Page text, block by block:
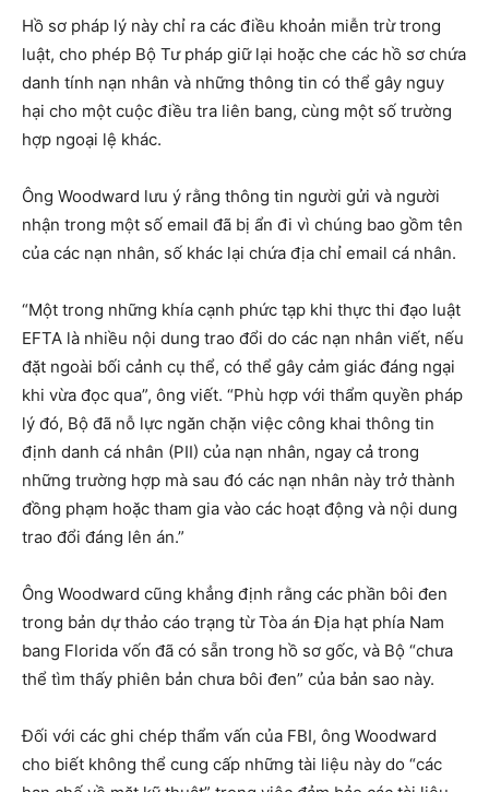
Hồ sơ pháp lý này chỉ ra các điều khoản miễn trừ trong
luật, cho phép Bộ Tư pháp giữ lại hoặc che các hồ sơ chứa
danh tính nạn nhân và những thông tin có thể gây nguy
hại cho một cuộc điều tra liên bang, cùng một số trường
hợp ngoại lệ khác.
Ông Woodward lưu ý rằng thông tin người gửi và người
nhận trong một số email đã bị ẩn đi vì chúng bao gồm tên
của các nạn nhân, số khác lại chứa địa chỉ email cá nhân.
“Một trong những khía cạnh phức tạp khi thực thi đạo luật
EFTA là nhiều nội dung trao đổi do các nạn nhân viết, nếu
đặt ngoài bối cảnh cụ thể, có thể gây cảm giác đáng ngại
khi vừa đọc qua”, ông viết. “Phù hợp với thẩm quyền pháp
lý đó, Bộ đã nỗ lực ngăn chặn việc công khai thông tin
định danh cá nhân (PII) của nạn nhân, ngay cả trong
những trường hợp mà sau đó các nạn nhân này trở thành
đồng phạm hoặc tham gia vào các hoạt động và nội dung
trao đổi đáng lên án.”
Ông Woodward cũng khẳng định rằng các phần bôi đen
trong bản dự thảo cáo trạng từ Tòa án Địa hạt phía Nam
bang Florida vốn đã có sẵn trong hồ sơ gốc, và Bộ “chưa
thể tìm thấy phiên bản chưa bôi đen” của bản sao này.
Đối với các ghi chép thẩm vấn của FBI, ông Woodward
cho biết không thể cung cấp những tài liệu này do “các